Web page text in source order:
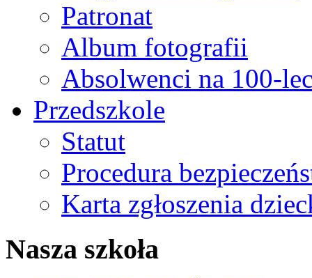
Patronat
Album fotografii
Absolwenci na 100-
Przedszkole
Statut
Procedura
Karta zgłoszenia
Nasza szkoła